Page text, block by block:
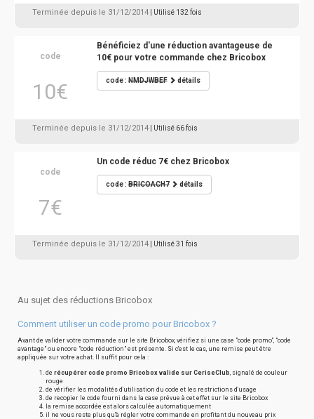
Terminée depuis le 31/12/2014 | Utilisé 132 fois
code
10€
Bénéficiez d'une réduction avantageuse de
10€ pour votre commande chez Bricobox
code :NMDJWBEF détails
Terminée depuis le 31/12/2014 | Utilisé 66 fois
code
7€
Un code réduc 7€ chez Bricobox
code :BRICOACH7 détails
Terminée depuis le 31/12/2014 | Utilisé 31 fois
Au sujet des réductions Bricobox
Comment utiliser un code promo pour Bricobox ?
Avant de valider votre commande sur le site Bricobox, vérifiez si une case "code promo", "code
avantage" ou encore "code réduction" est présente. Si c'est le cas, une remise peut être
appliquée sur votre achat. Il suffit pour cela :
de récupérer code promo Bricobox valide sur CeriseClub, signalé de couleur
rouge
de vérifier les modalités d'utilisation du code et les restrictions d'usage
de recopier le code fourni dans la case prévue à cet effet sur le site Bricobox
la remise accordée est alors calculée automatiquement
il ne vous reste plus qu'à régler votre commande en profitant du nouveau prix